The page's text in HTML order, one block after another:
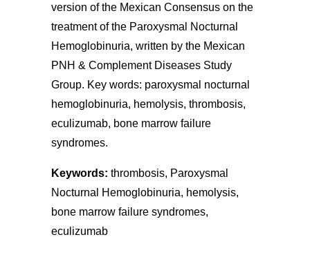
version of the Mexican Consensus on the
treatment of the Paroxysmal Nocturnal
Hemoglobinuria, written by the Mexican
PNH & Complement Diseases Study
Group. Key words: paroxysmal nocturnal
hemoglobinuria, hemolysis, thrombosis,
eculizumab, bone marrow failure
syndromes.
Keywords: thrombosis, Paroxysmal
Nocturnal Hemoglobinuria, hemolysis,
bone marrow failure syndromes,
eculizumab